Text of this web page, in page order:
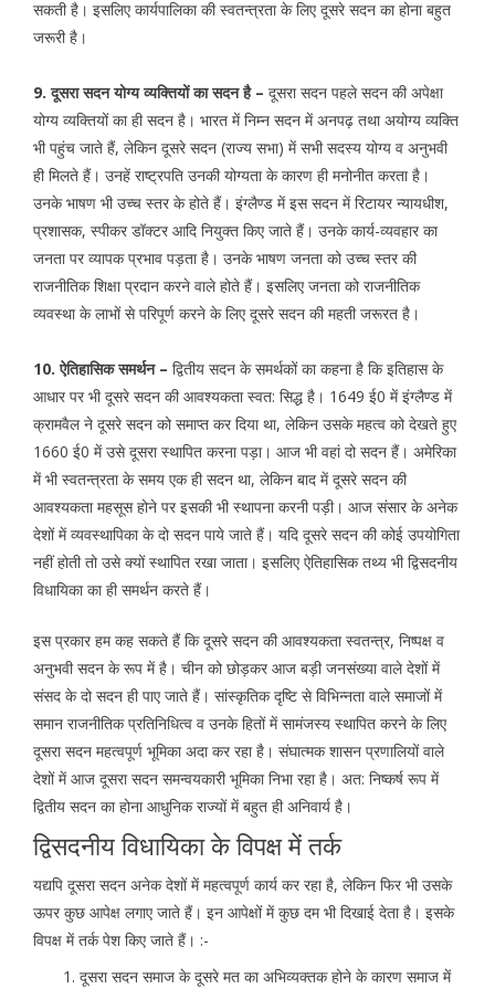
सकती है। इसलिए कार्यपालिका की स्वतन्त्रता के लिए दूसरे सदन का होना बहुत
जरूरी है।
9. दूसरा सदन योग्य व्यक्तियों का सदन है – दूसरा सदन पहले सदन की अपेक्षा
योग्य व्यक्तियों का ही सदन है। भारत में निम्न सदन में अनपढ़ तथा अयोग्य व्यक्ति
भी पहुंच जाते हैं, लेकिन दूसरे सदन (राज्य सभा) में सभी सदस्य योग्य व अनुभवी
ही मिलते हैं। उनहें राष्ट्रपति उनकी योग्यता के कारण ही मनोनीत करता है।
उनके भाषण भी उच्च स्तर के होते हैं। इंग्लैण्ड में इस सदन में रिटायर न्यायधीश,
प्रशासक, स्पीकर डॉक्टर आदि नियुक्त किए जाते हैं। उनके कार्य-व्यवहार का
जनता पर व्यापक प्रभाव पड़ता है। उनके भाषण जनता को उच्च स्तर की
राजनीतिक शिक्षा प्रदान करने वाले होते हैं। इसलिए जनता को राजनीतिक
व्यवस्था के लाभों से परिपूर्ण करने के लिए दूसरे सदन की महती जरूरत है।
10. ऐतिहासिक समर्थन – द्वितीय सदन के समर्थकों का कहना है कि इतिहास के
आधार पर भी दूसरे सदन की आवश्यकता स्वत: सिद्ध है। 1649 ई0 में इंग्लैण्ड में
क्रामवैल ने दूसरे सदन को समाप्त कर दिया था, लेकिन उसके महत्व को देखते हुए
1660 ई0 में उसे दूसरा स्थापित करना पड़ा। आज भी वहां दो सदन हैं। अमेरिका
में भी स्वतन्त्रता के समय एक ही सदन था, लेकिन बाद में दूसरे सदन की
आवश्यकता महसूस होने पर इसकी भी स्थापना करनी पड़ी। आज संसार के अनेक
देशों में व्यवस्थापिका के दो सदन पाये जाते हैं। यदि दूसरे सदन की कोई उपयोगिता
नहीं होती तो उसे क्यों स्थापित रखा जाता। इसलिए ऐतिहासिक तथ्य भी द्विसदनीय
विधायिका का ही समर्थन करते हैं।
इस प्रकार हम कह सकते हैं कि दूसरे सदन की आवश्यकता स्वतन्त्र, निष्पक्ष व
अनुभवी सदन के रूप में है। चीन को छोड़कर आज बड़ी जनसंख्या वाले देशों में
संसद के दो सदन ही पाए जाते हैं। सांस्कृतिक दृष्टि से विभिन्नता वाले समाजों में
समान राजनीतिक प्रतिनिधित्व व उनके हितों में सामंजस्य स्थापित करने के लिए
दूसरा सदन महत्वपूर्ण भूमिका अदा कर रहा है। संघात्मक शासन प्रणालियों वाले
देशों में आज दूसरा सदन समन्वयकारी भूमिका निभा रहा है। अत: निष्कर्ष रूप में
द्वितीय सदन का होना आधुनिक राज्यों में बहुत ही अनिवार्य है।
द्विसदनीय विधायिका के विपक्ष में तर्क
यद्यपि दूसरा सदन अनेक देशों में महत्वपूर्ण कार्य कर रहा है, लेकिन फिर भी उसके
ऊपर कुछ आपेक्ष लगाए जाते हैं। इन आपेक्षों में कुछ दम भी दिखाई देता है। इसके
विपक्ष में तर्क पेश किए जाते हैं। :-
दूसरा सदन समाज के दूसरे मत का अभिव्यक्तक होने के कारण समाज में